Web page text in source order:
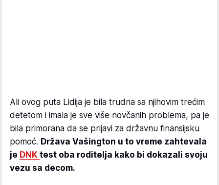
Ali ovog puta Lidija je bila trudna sa njihovim trećim
detetom i imala je sve više novčanih problema, pa je
bila primorana da se prijavi za državnu finansijsku
pomoć. Država Vašington u to vreme zahtevala
je DNK test oba roditelja kako bi dokazali svoju
vezu sa decom.